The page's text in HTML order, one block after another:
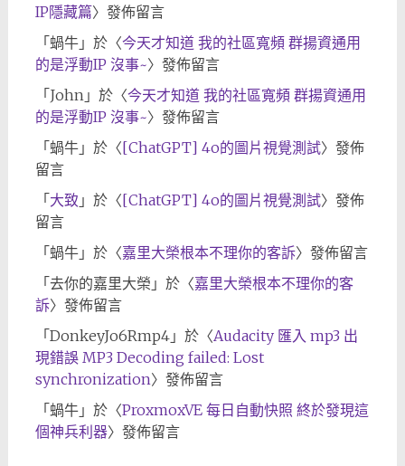
IP隱藏篇〉發佈留言
「 蝸牛」於〈今天才知道 我的社區寬頻 群揚資通用
的是浮動IP 沒事~〉發佈留言
「 John」於〈今天才知道 我的社區寬頻 群揚資通用
的是浮動IP 沒事~〉發佈留言
「 蝸牛」於〈[ChatGPT] 4o的圖片視覺測試〉發佈
留言
「 大致 」於〈[ChatGPT] 4o的圖片視覺測試〉發佈
留言
「 蝸牛」於〈嘉里大榮根本不理你的客訴〉發佈留言
「 去你的嘉里大榮 」於〈嘉里大榮根本不理你的客
訴〉發佈留言
「 DonkeyJo6Rmp4」於〈Audacity 匯入 mp3 出
現錯誤 MP3 Decoding failed: Lost
synchronization〉發佈留言
「 蝸牛」於〈ProxmoxVE 每日自動快照 終於發現這
個神兵利器〉發佈留言